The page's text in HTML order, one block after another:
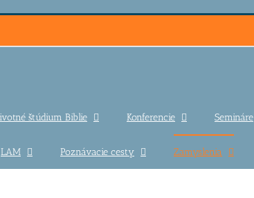
štúdium Biblie Konferencie Semináre
LAM Poznávacie cesty Zamyslenia